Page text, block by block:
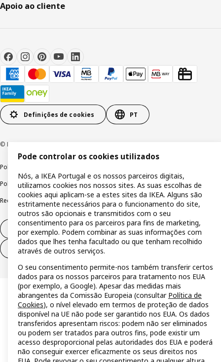
Apoio ao cliente
Definições de cookies PT
© Inter IKEA Systems B.V 1999-2026
Política de privacidade
Política de divulgação responsávelLivro de reclamações
Reclamações e resolução de litígios
Direito de livre resolução
Direito de livre resolução (serviços)
Pode controlar os cookies utilizados
Nós, a IKEA Portugal e os nossos parceiros digitais,
utilizamos cookies nos nossos sites. As suas escolhas de
cookies aqui aplicam-se a estes sites da IKEA. Alguns são
estritamente necessários para o funcionamento do site,
outros são opcionais e transmitidos com o seu
consentimento para os parceiros para fins de marketing,
por exemplo. Podem combinar as suas informações com
dados que lhes tenha facultado ou que tenham recolhido
através de outros serviços.
O seu consentimento permite-nos também transferir certos
dados para os nossos parceiros para tratamento nos EUA
(por exemplo, a Google). Apesar das medidas mais
abrangentes da Comissão Europeia (consultar Política de
Cookies), o nível elevado em termos de proteção de dados
disponível na UE não pode ser garantido nos EUA. Os dados
transferidos apresentam riscos: podem não ser eliminados
ou podem ser tratados para outros fins, pode existir um
acesso desproporcional pelas autoridades dos EUA e poderá
não conseguir exercer eficazmente os seus direitos nos